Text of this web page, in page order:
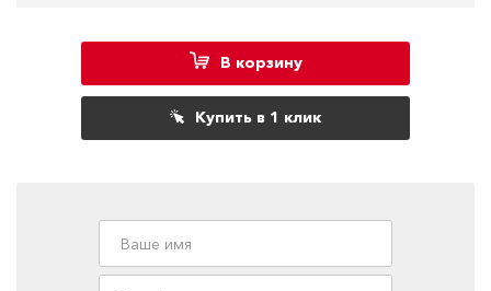
В корзину
Купить в 1 клик